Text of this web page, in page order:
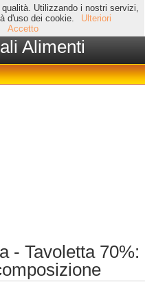
Utilizzando i nostri servizi,
d'uso dei cookie.
Ulteriori
Accetto
Alimenti
- Tavoletta 70%: